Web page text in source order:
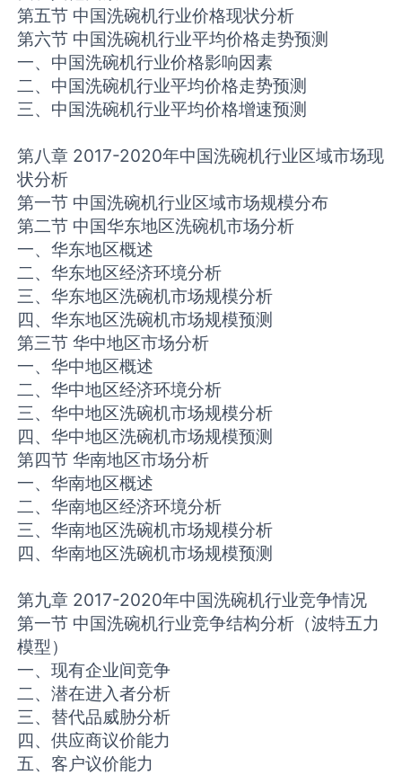
第五节 中国洗碗机行业价格现状分析
第六节 中国洗碗机行业平均价格走势预测
一、中国洗碗机行业价格影响因素
二、中国洗碗机行业平均价格走势预测
三、中国洗碗机行业平均价格增速预测
第八章 2017-2020年中国洗碗机行业区域市场现
状分析
第一节 中国洗碗机行业区域市场规模分布
第二节 中国华东地区洗碗机市场分析
一、华东地区概述
二、华东地区经济环境分析
三、华东地区洗碗机市场规模分析
四、华东地区洗碗机市场规模预测
第三节 华中地区市场分析
一、华中地区概述
二、华中地区经济环境分析
三、华中地区洗碗机市场规模分析
四、华中地区洗碗机市场规模预测
第四节 华南地区市场分析
一、华南地区概述
二、华南地区经济环境分析
三、华南地区洗碗机市场规模分析
四、华南地区洗碗机市场规模预测
第九章 2017-2020年中国洗碗机行业竞争情况
第一节 中国洗碗机行业竞争结构分析（波特五力
模型）
一、现有企业间竞争
二、潜在进入者分析
三、替代品威胁分析
四、供应商议价能力
五、客户议价能力